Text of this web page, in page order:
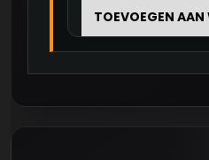
TOEVOEGEN